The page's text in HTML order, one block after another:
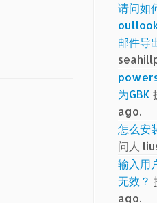
请问如
邮件导
为GBK
ago.
怎么安
问人
输入用
无效？
ago.